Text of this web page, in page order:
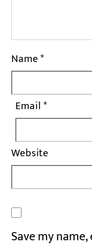
Name*
Email*
Website
Save my